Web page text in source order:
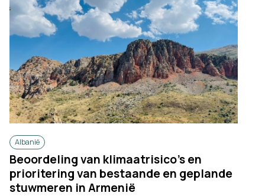
Albanië
Beoordeling van klimaatrisico’s en
prioritering van bestaande en geplande
stuwmeren in Armenië